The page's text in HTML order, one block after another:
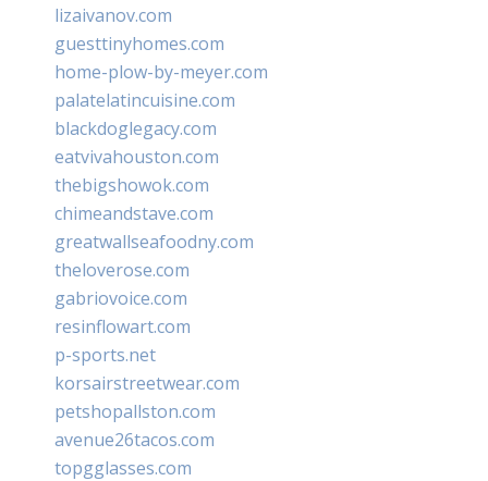
lizaivanov.com
guesttinyhomes.com
home-plow-by-meyer.com
palatelatincuisine.com
blackdoglegacy.com
eatvivahouston.com
thebigshowok.com
chimeandstave.com
greatwallseafoodny.com
theloverose.com
gabriovoice.com
resinflowart.com
p-sports.net
korsairstreetwear.com
petshopallston.com
avenue26tacos.com
topgglasses.com